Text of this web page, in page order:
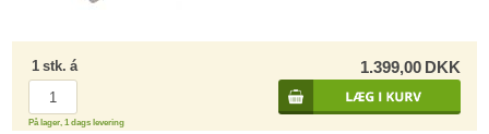
1 stk. á 1.399,00 DKK
På lager, 1 dags levering